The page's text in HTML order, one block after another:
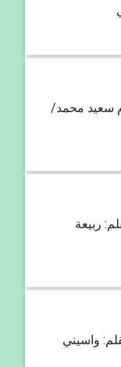
سعيد محمد/
ربيعة
واسيني